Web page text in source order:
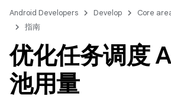
Android Developers Develop Core
指南
优化任务调度
池用量